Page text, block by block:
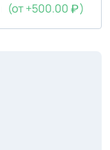
(от +500.00 )